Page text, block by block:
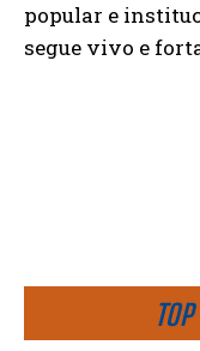
popular e
segue vivo e